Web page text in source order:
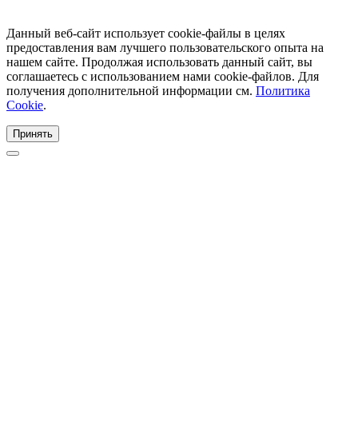
Данный веб-сайт использует cookie-файлы в целях
предоставления вам лучшего пользовательского опыта на
нашем сайте. Продолжая использовать данный сайт, вы
соглашаетесь с использованием нами cookie-файлов. Для
получения дополнительной информации см. Политика
Cookie.
Принять